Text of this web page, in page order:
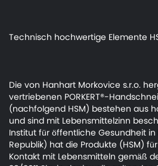
Technisch hochwertige Elemente
Die von Hanhart Morkovice s.r.o.
vertriebenen PORKERT®-
(nachfolgend HSM) bestehen aus
und sind mit Lebensmittelzinn
Institut für öffentliche Gesundheit
Republik) hat die Produkte (HSM)
Kontakt mit Lebensmitteln gemäß